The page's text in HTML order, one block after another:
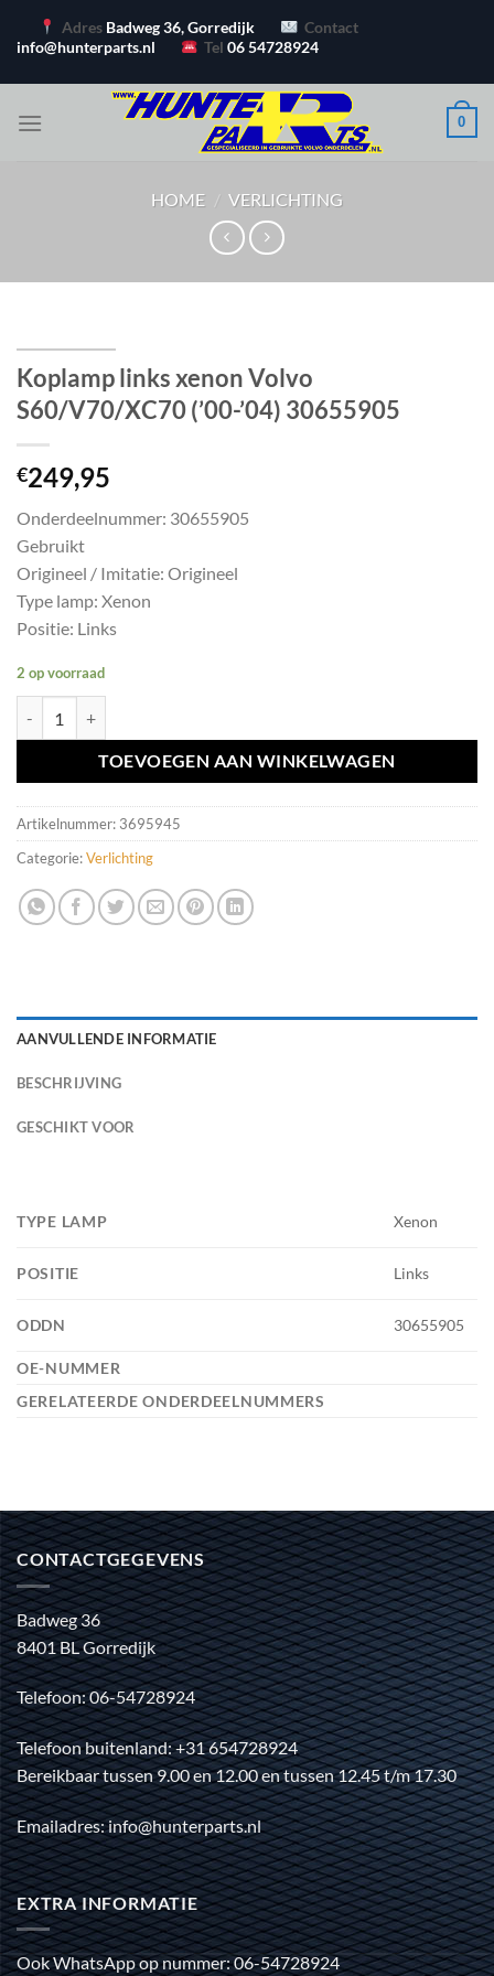
naar
Adres Badweg 36, Gorredijk
Contact
info@hunterparts.nl
Tel06 54728924
0
HOME / VERLICHTING
Koplamp links xenon Volvo
S60/V70/XC70 (’00-’04) 30655905
€249,95
Onderdeelnummer: 30655905
Gebruikt
Origineel / Imitatie: Origineel
Type lamp: Xenon
Positie: Links
2 op voorraad
TOEVOEGEN AAN WINKELWAGEN
Artikelnummer: 3695945
Categorie:Verlichting
AANVULLENDE INFORMATIE
BESCHRIJVING
GESCHIKT VOOR
TYPE LAMP Xenon
POSITIE Links
ODDN 30655905
OE-NUMMER
GERELATEERDE ONDERDEELNUMMERS
CONTACTGEGEVENS
Badweg 36
8401 BL Gorredijk
Telefoon: 06-54728924
Telefoon buitenland: +31 654728924
Bereikbaar tussen 9.00 en 12.00 en tussen 12.45 t/m 17.30
Emailadres: info@hunterparts.nl
EXTRA INFORMATIE
Ook WhatsApp op nummer: 06-54728924